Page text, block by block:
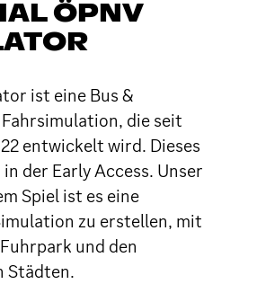
ÖPNV
ist eine Bus &
die seit
entwickelt wird. Dieses
der Early Access. Unser
Spiel ist es eine
zu erstellen, mit
und den
Städten.